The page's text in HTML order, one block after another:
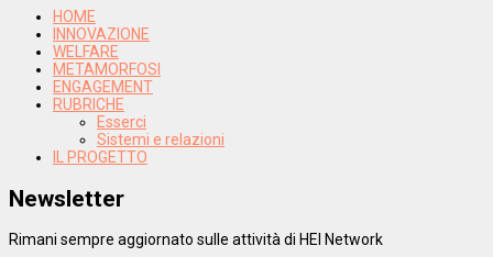
HOME
INNOVAZIONE
WELFARE
METAMORFOSI
ENGAGEMENT
RUBRICHE
Esserci
Sistemi e relazioni
IL PROGETTO
Newsletter
Rimani sempre aggiornato sulle attività di HEI Network